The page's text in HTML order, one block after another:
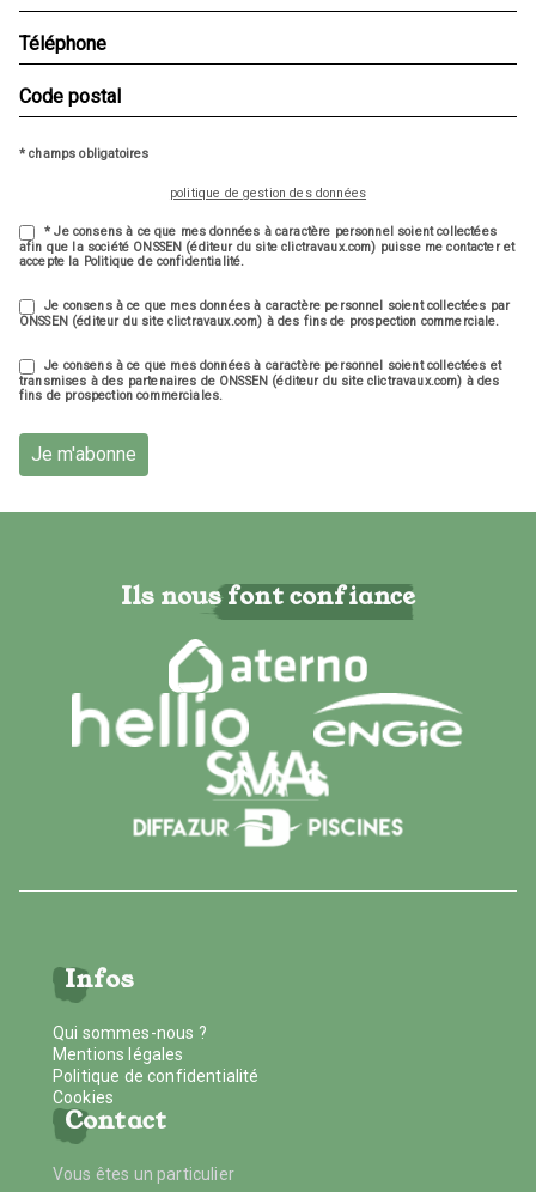
* champs obligatoires
politique de gestion des données
* Je consens à ce que mes données à caractère personnel soient collectées
afin que la société ONSSEN (éditeur du site clictravaux.com) puisse me contacter et
accepte la Politique de confidentialité.
Je consens à ce que mes données à caractère personnel soient collectées par
ONSSEN (éditeur du site clictravaux.com) à des fins de prospection commerciale.
Je consens à ce que mes données à caractère personnel soient collectées et
transmises à des partenaires de ONSSEN (éditeur du site clictravaux.com) à des
fins de prospection commerciales.
Je m'abonne
Ils nous font confiance
Infos
Qui sommes-nous ?
Mentions légales
Politique de confidentialité
Cookies
Contact
Vous êtes un particulier